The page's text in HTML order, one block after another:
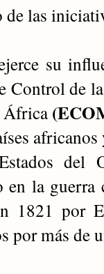
de las
su
Control de
África
del
en la
1821 por
por más de